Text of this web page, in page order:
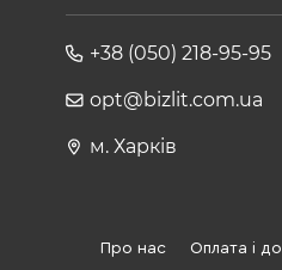
+38 (050) 218-95-95
opt@bizlit.com.ua
м. Харків
Про нас Оплата і